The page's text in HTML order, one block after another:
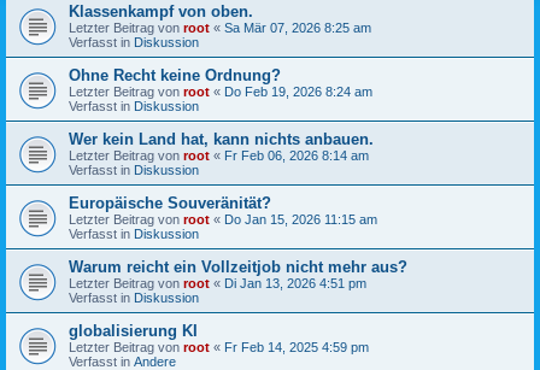
Klassenkampf von oben.
Letzter Beitrag von root « Sa Mär 07, 2026 8:25 am
Verfasst in Diskussion
Ohne Recht keine Ordnung?
Letzter Beitrag von root « Do Feb 19, 2026 8:24 am
Verfasst in Diskussion
Wer kein Land hat, kann nichts anbauen.
Letzter Beitrag von root « Fr Feb 06, 2026 8:14 am
Verfasst in Diskussion
Europäische Souveränität?
Letzter Beitrag von root « Do Jan 15, 2026 11:15 am
Verfasst in Diskussion
Warum reicht ein Vollzeitjob nicht mehr aus?
Letzter Beitrag von root « Di Jan 13, 2026 4:51 pm
Verfasst in Diskussion
globalisierung KI
Letzter Beitrag von root « Fr Feb 14, 2025 4:59 pm
Verfasst in Andere